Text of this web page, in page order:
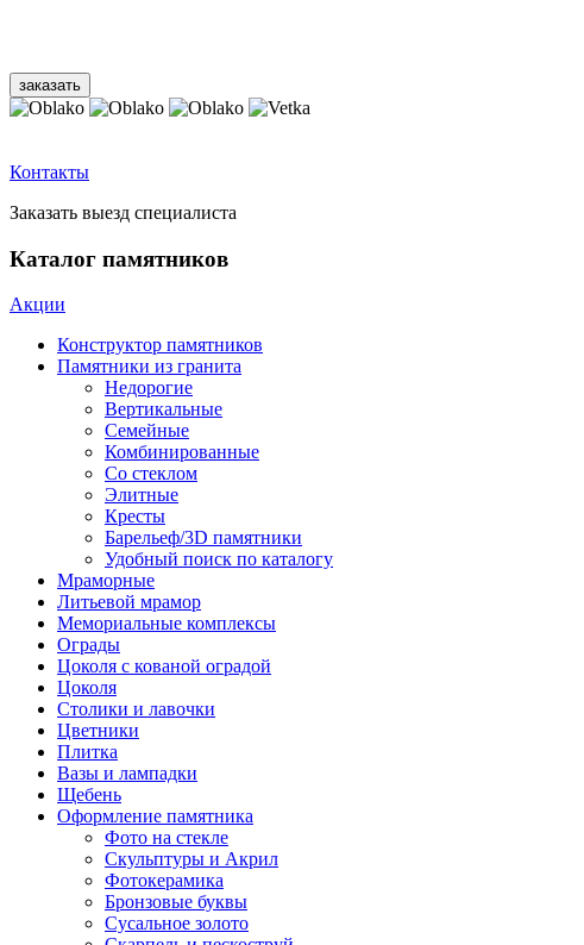
Контакты
Заказать выезд специалиста
Каталог памятников
Акции
Конструктор памятников
Памятники из гранита
Недорогие
Вертикальные
Семейные
Комбинированные
Со стеклом
Элитные
Кресты
Барельеф/3D памятники
Удобный поиск по каталогу
Мраморные
Литьевой мрамор
Мемориальные комплексы
Ограды
Цоколя с кованой оградой
Цоколя
Столики и лавочки
Цветники
Плитка
Вазы и лампадки
Щебень
Оформление памятника
Фото на стекле
Скульптуры и Акрил
Фотокерамика
Бронзовые буквы
Сусальное золото